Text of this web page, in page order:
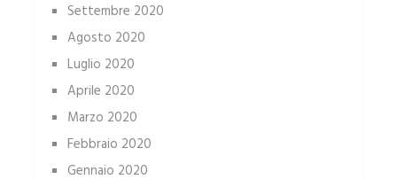
Settembre 2020
Agosto 2020
Luglio 2020
Aprile 2020
Marzo 2020
Febbraio 2020
Gennaio 2020